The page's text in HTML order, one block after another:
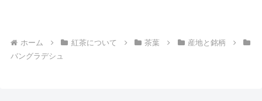
ホーム 紅茶について 茶葉
産地と銘柄
バングラデシュ